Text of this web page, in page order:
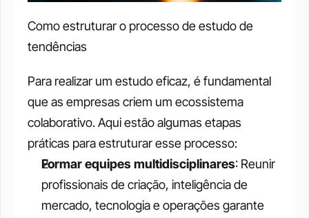
Como estruturar o processo de estudo de
tendências
Para realizar um estudo eficaz, é fundamental
que as empresas criem um ecossistema
colaborativo. Aqui estão algumas etapas
práticas para estruturar esse processo:
Formar equipes multidisciplinares: Reunir
profissionais de criação, inteligência de
mercado, tecnologia e operações garante